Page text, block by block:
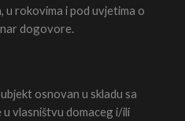
u rokovima i pod uvjetima o
dogovore.
osnovan u skladu sa
vlasništvu domaceg i/ili